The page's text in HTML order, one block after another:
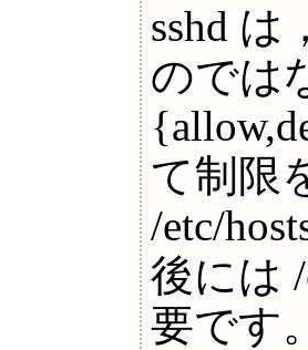
sshd は
のでは
て制限
/etc/
後には /
要です